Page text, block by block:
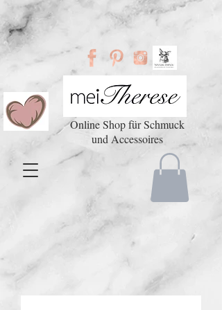
Online Shop für Schmuck
und Accessoires